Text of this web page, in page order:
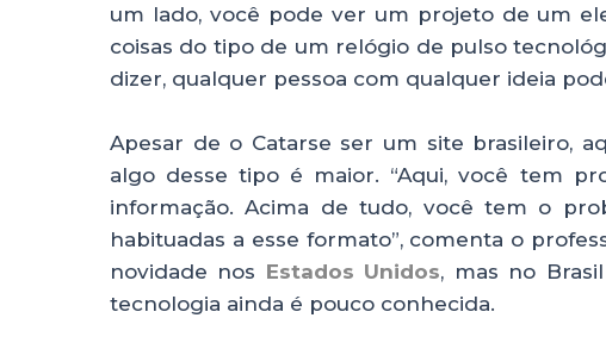
um lado, você pode ver um projeto de um
coisas do tipo de um relógio de pulso
dizer, qualquer pessoa com qualquer ideia
Apesar de o Catarse ser um site brasileiro,
algo desse tipo é maior. “Aqui, você tem
informação. Acima de tudo, você tem o
habituadas a esse formato”, comenta o
novidade nos Estados Unidos, mas no
tecnologia ainda é pouco conhecida.